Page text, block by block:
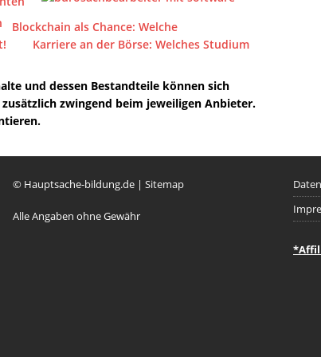
Blockchain als Chance: Welche
Karriere an der Börse: Welches Studium
und dessen Bestandteile können sich
zwingend beim jeweiligen Anbieter.
© Hauptsache-bildung.de | Sitemap
Alle Angaben ohne Gewähr